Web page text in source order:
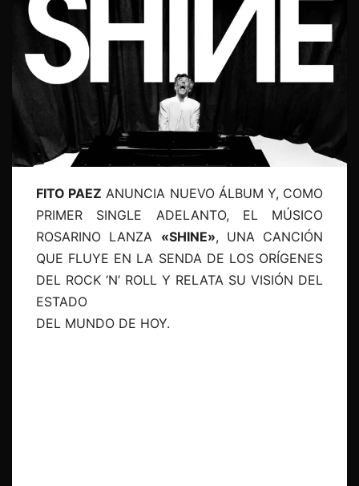
FITO PAEZ ANUNCIA NUEVO ÁLBUM Y, COMO
PRIMER SINGLE ADELANTO, EL MÚSICO
ROSARINO LANZA «SHINE», UNA CANCIÓN
QUE FLUYE EN LA SENDA DE LOS ORÍGENES
DEL ROCK ‘N’ ROLL Y RELATA SU VISIÓN DEL
ESTADO
DEL MUNDO DE HOY.